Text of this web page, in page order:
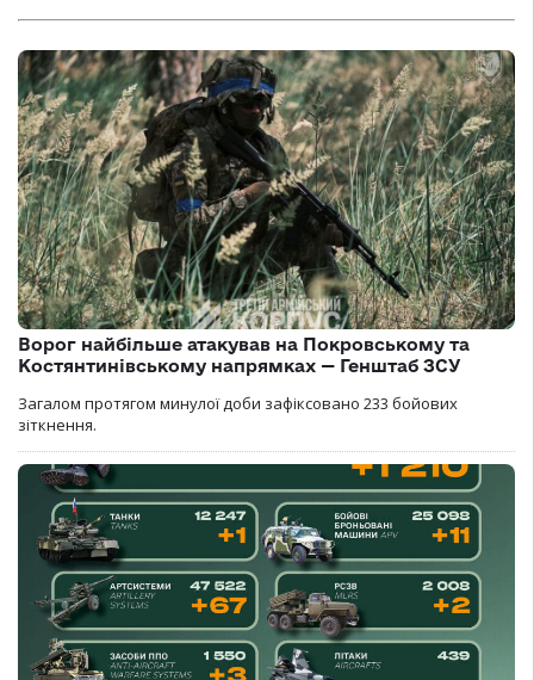
Ворог найбільше атакував на Покровському та
Костянтинівському напрямках — Генштаб ЗСУ
Загалом протягом минулої доби зафіксовано 233 бойових
зіткнення.